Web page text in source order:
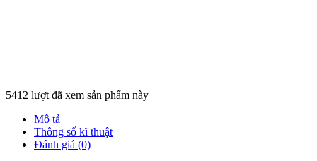
5412 lượt đã xem sản phẩm này
Mô tả
Thông số kĩ thuật
Đánh giá (0)